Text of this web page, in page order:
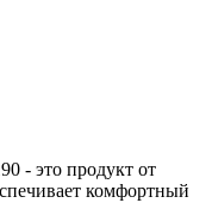
- это продукт от
комфортный